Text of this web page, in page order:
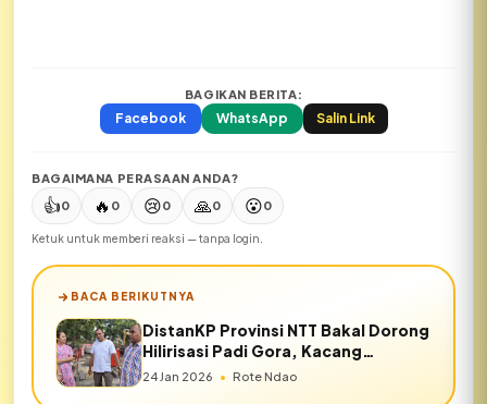
BAGIKAN BERITA:
Facebook WhatsApp Salin Link
BAGAIMANA PERASAAN ANDA?
👍0 🔥 0 😢0 🙏0 😮0
Ketuk untuk memberi reaksi — tanpa login.
BACA BERIKUTNYA
DistanKP Provinsi NTT Bakal Dorong
Hilirisasi Padi Gora, Kacang
Mbokak, dan Bawang Merah
24 Jan 2026 • Rote Ndao